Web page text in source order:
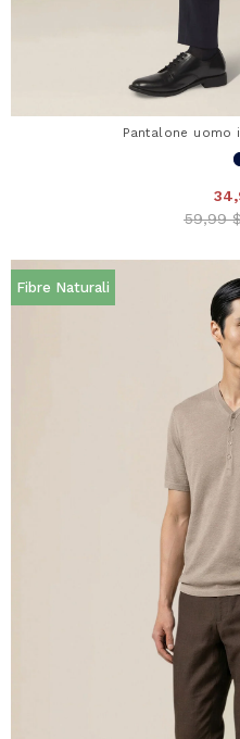
Pantalone uomo
Price
59,99
Fibre Naturali